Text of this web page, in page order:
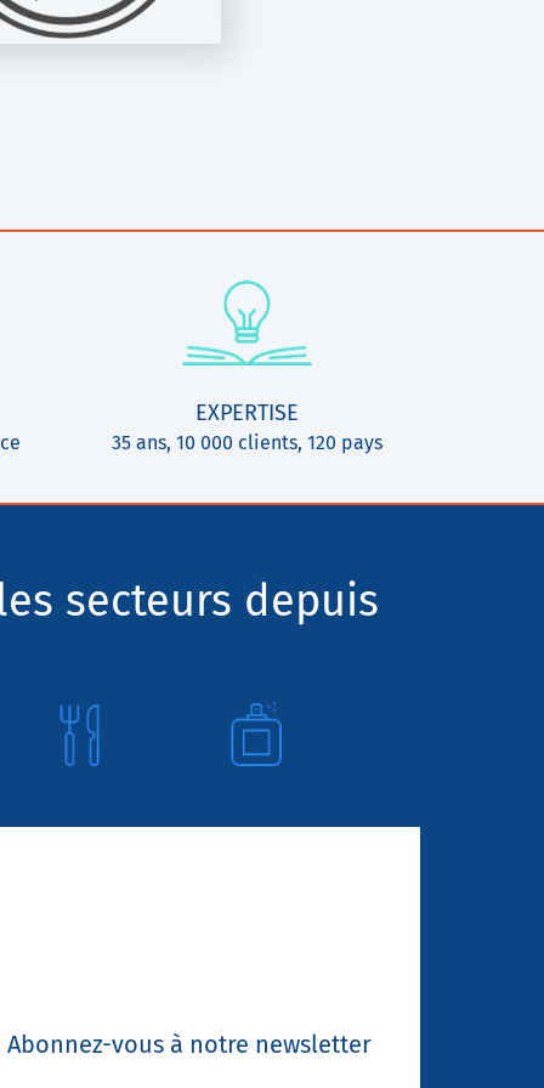
EXPERTISE
35 ans, 10 000 clients, 120 pays
secteurs depuis
Abonnez-vous à notre newsletter